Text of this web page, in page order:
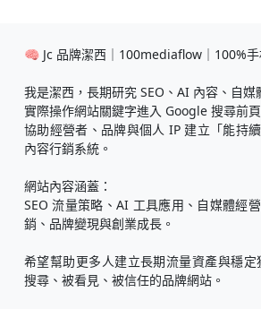
🧠 Jc 品牌潔西｜100mediaflow｜100%
我是潔西，長期研究 SEO、AI 內容、自媒
實際操作網站關鍵字進入 Google 搜尋前頁
協助經營者、品牌與個人 IP 建立「能持
內容行銷系統。
網站內容涵蓋：
SEO 流量策略、AI 工具應用、自媒體經
銷、品牌變現與創業成長。
希望幫助更多人建立長期流量資產與穩
搜尋、被看見、被信任的品牌網站。